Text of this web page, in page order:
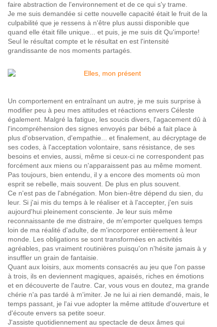
faire abstraction de l'environnement et de ce qui s'y trame.
Je me suis demandée si cette nouvelle capacité était le fruit de la
culpabilité que je ressens à n'être plus aussi disponible que
quand elle était fille unique... et puis, je me suis dit Qu'importe!
Seul le résultat compte et le résultat en est l'intensité
grandissante de nos moments partagés.
Un comportement en entraînant un autre, je me suis surprise à
modifier peu à peu mes attitudes et réactions envers Céleste
également. Malgré la fatigue, les soucis divers, l'agacement dû à
l'incompréhension des signes envoyés par bébé a fait place à
plus d'observation, d'empathie... et finalement, au décryptage de
ses codes, à l'acceptation volontaire, sans résistance, de ses
besoins et envies, aussi, même si ceux-ci ne correspondent pas
forcément aux miens ou n'apparaissent pas au même moment.
Pas toujours, bien entendu, il y a encore des moments où mon
esprit se rebelle, mais souvent. De plus en plus souvent.
Ce n'est pas de l'abnégation. Mon bien-être dépend du sien, du
leur. Si j'ai mis du temps à le réaliser et à l'accepter, j'en suis
aujourd'hui pleinement consciente. Je leur suis même
reconnaissante de me distraire, de m'emporter quelques temps
loin de ma réalité d'adulte, de m'incorporer entièrement à leur
monde. Les obligations se sont transformées en activités
agréables, pas vraiment routinières puisqu'on n'hésite jamais à y
insuffler un grain de fantaisie.
Quant aux loisirs, aux moments consacrés au jeu que l'on passe
à trois, ils en deviennent magiques, apaisés, riches en émotions
et en découverte de l'autre. Car, vous vous en doutez, ma grande
chérie n'a pas tardé à m'imiter. Je ne lui ai rien demandé, mais, le
temps passant, je l'ai vue adopter la même attitude d'ouverture et
d'écoute envers sa petite soeur.
J'assiste quotidiennement au spectacle de deux âmes qui